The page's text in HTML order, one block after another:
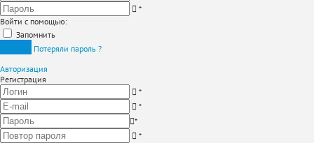
*
Войти с помощью:
Запомнить
Потеряли пароль ?
Авторизация
Регистрация
*
*
*
*